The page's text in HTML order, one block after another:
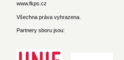
www.fkps.cz
Všechna práva vyhrazena.
Partnery sboru jsou: